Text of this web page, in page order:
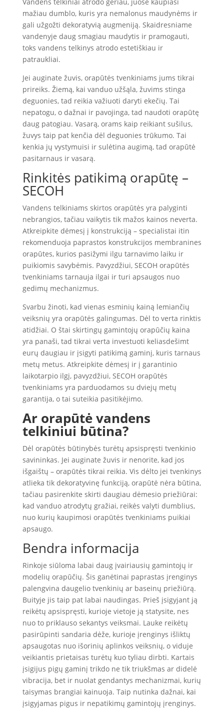
Vandens telkiniai atrodo geriau, juose kaupiasi
mažiau dumblo, kuris yra nemalonus maudynėms ir
gali užgožti dekoratyvią augmeniją. Skaidresniame
vandenyje daug smagiau maudytis ir pramogauti,
toks vandens telkinys atrodo estetiškiau ir
patraukliai.
Jei auginate žuvis, orapūtės tvenkiniams jums tikrai
prireiks. Žiemą, kai vanduo užšąla, žuvims stinga
deguonies, tad reikia važiuoti daryti ekečių. Tai
nepatogu, o dažnai ir pavojinga, tad naudoti orapūtę
daug patogiau. Vasarą, orams kaip reikiant sušilus,
žuvys taip pat kenčia dėl deguonies trūkumo. Tai
kenkia jų vystymuisi ir sulėtina augimą, tad orapūtė
pasitarnaus ir vasarą.
Rinkitės patikimą orapūtę –
SECOH
Vandens telkiniams skirtos orapūtės yra palyginti
nebrangios, tačiau vaikytis tik mažos kainos neverta.
Atkreipkite dėmesį į konstrukciją – specialistai itin
rekomenduoja paprastos konstrukcijos membranines
orapūtes, kurios pasižymi ilgu tarnavimo laiku ir
puikiomis savybėmis. Pavyzdžiui, SECOH orapūtės
tvenkiniams tarnauja ilgai ir turi apsaugos nuo
gedimų mechanizmus.
Svarbu žinoti, kad vienas esminių kainą lemiančių
veiksnių yra orapūtės galingumas. Dėl to verta rinktis
atidžiai. O štai skirtingų gamintojų orapūčių kaina
yra panaši, tad tikrai verta investuoti keliasdešimt
eurų daugiau ir įsigyti patikimą gaminį, kuris tarnaus
metų metus. Atkreipkite dėmesį ir į garantinio
laikotarpio ilgį, pavyzdžiui, SECOH orapūtės
tvenkiniams yra parduodamos su dviejų metų
garantija, o tai suteikia pasitikėjimo.
Ar orapūtė vandens
telkiniui būtina?
Dėl orapūtės būtinybės turėtų apsispręsti tvenkinio
savininkas. Jei auginate žuvis ir nenorite, kad jos
išgaištų – orapūtės tikrai reikia. Vis dėlto jei tvenkinys
atlieka tik dekoratyvinę funkciją, orapūtė nėra būtina,
tačiau pasirenkite skirti daugiau dėmesio priežiūrai:
kad vanduo atrodytų gražiai, reikės valyti dumblius,
nuo kurių kaupimosi orapūtės tvenkiniams puikiai
apsaugo.
Bendra informacija
Rinkoje siūloma labai daug įvairiausių gamintojų ir
modelių orapūčių. Šis ganėtinai paprastas įrenginys
palengvina daugelio tvenkinių ar baseinų priežiūrą.
Buityje jis taip pat labai naudingas. Prieš įsigyjant ją
reikėtų apsispręsti, kurioje vietoje ją statysite, nes
nuo to priklauso sekantys veiksmai. Lauke reikėtų
pasirūpinti sandaria dėže, kurioje įrenginys išliktų
apsaugotas nuo išorinių aplinkos veiksnių, o viduje
veikiantis prietaisas turėtų kuo tyliau dirbti. Kartais
įsigijus pigų gaminį trikdo ne tik triukšmas ar didelė
vibracija, bet ir nuolat gendantys mechanizmai, kurių
taisymas brangiai kainuoja. Taip nutinka dažnai, kai
įsigyjamas pigus ir nepatikimų gamintojų įrenginys.